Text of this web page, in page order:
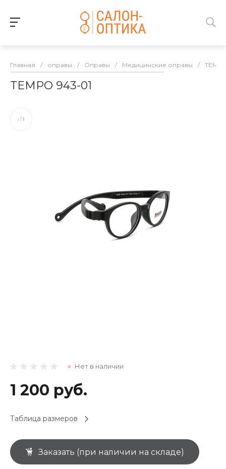
Главная / оправы / Оправы / Медицинские оправы /
TEMPO 943-01
Нет в наличии
1 200 руб.
Таблица размеров
Заказать (при наличии на складе)